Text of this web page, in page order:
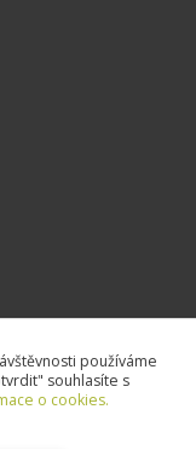
používáme
souhlasíte s
o cookies.